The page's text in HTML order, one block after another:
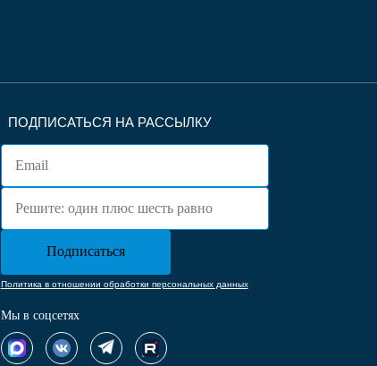
ПОДПИСАТЬСЯ НА РАССЫЛКУ
Политика в отношении обработки персональных данных
Мы в соцсетях